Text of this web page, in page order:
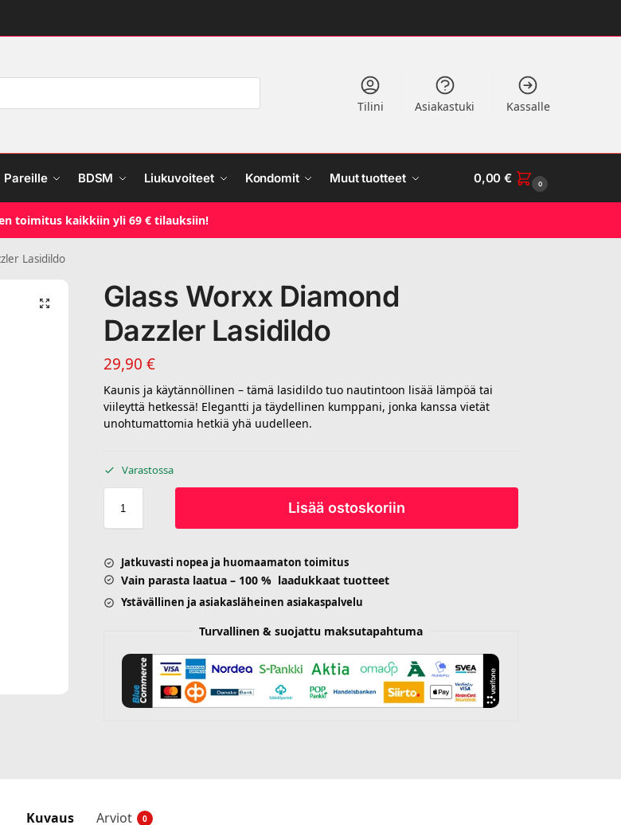
Tilini Asiakastuki Kassalle
Pareille BDSM Liukuvoiteet Kondomit Muut tuotteet 0,00€ 0
toimitus kaikkiin yli 69 € tilauksiin!
Lasidildo
Glass Worxx Diamond
Dazzler Lasidildo
29,90 €
Kaunis ja käytännöllinen – tämä lasidildo tuo nautintoon lisää lämpöä tai
viileyttä hetkessä! Elegantti ja täydellinen kumppani, jonka kanssa vietät
unohtumattomia hetkiä yhä uudelleen.
Varastossa
Lisää ostoskoriin
Jatkuvasti nopea ja huomaamaton toimitus
Vain parasta laatua – 100 % laadukkaat tuotteet
Ystävällinen ja asiakasläheinen asiakaspalvelu
Turvallinen & suojattu maksutapahtuma
Kuvaus Arviot 0